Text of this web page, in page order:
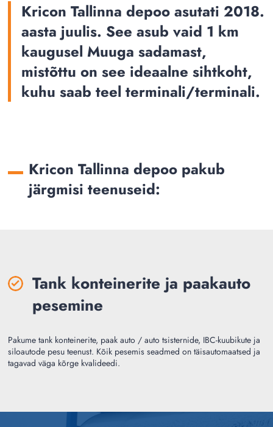
Kricon Tallinna depoo asutati 2018.
aasta juulis. See asub vaid 1 km
kaugusel Muuga sadamast,
mistõttu on see ideaalne sihtkoht,
kuhu saab teel terminali/terminali.
Kricon Tallinna depoo pakub
järgmisi teenuseid:
Tank konteinerite ja paakauto
pesemine
Pakume tank konteinerite, paak auto / auto tsisternide, IBC-kuubikute ja
siloautode pesu teenust. Kõik pesemis seadmed on täisautomaatsed ja
tagavad väga kõrge kvalideedi.